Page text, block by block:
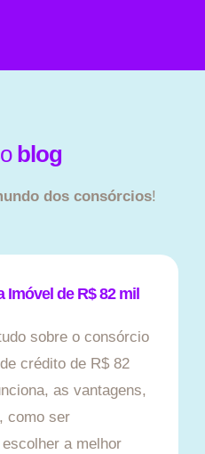
blog
dos consórcios!
Imóvel de R$ 82 mil
sobre o consórcio
crédito de R$ 82
as vantagens,
como ser
a melhor